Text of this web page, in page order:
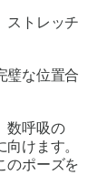
ストレッチ
璧な位置合
数呼吸の
けます。
のポーズを